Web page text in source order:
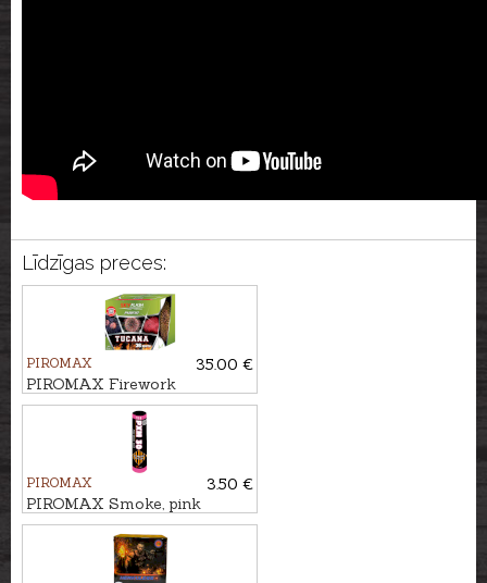
Līdzīgas preces:
PIROMAX
35.00 €
PIROMAX Firework
TUCANA, 36 - shots
PIROMAX
3.50 €
PIROMAX Smoke, pink
PXM30